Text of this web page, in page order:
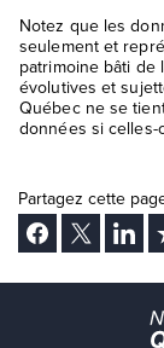
Notez que les
seulement et
patrimoine bâti de
évolutives et
Québec ne se
données si
Partagez cette
Facebook
Twitter